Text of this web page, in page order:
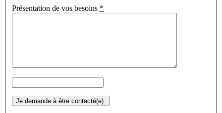
Présentation de vos besoins *